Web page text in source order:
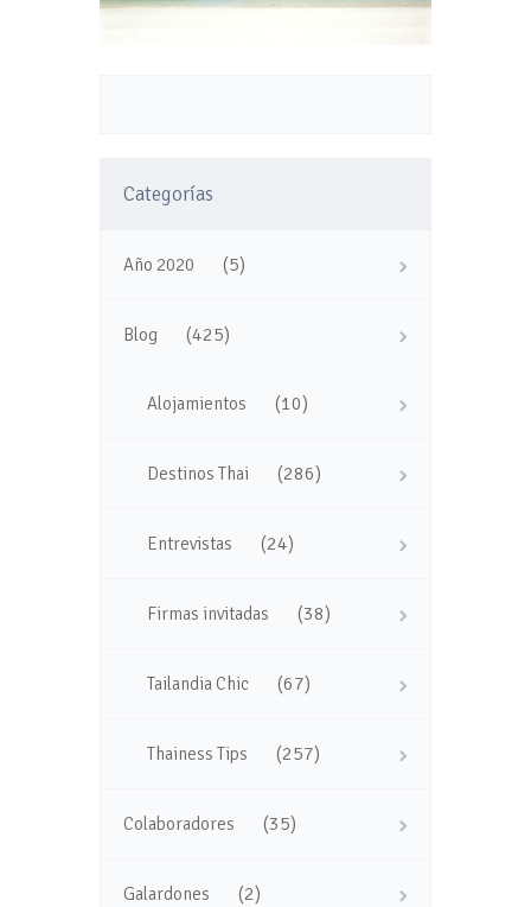
Categorías
Año 2020 (5)
Blog (425)
Alojamientos (10)
Destinos Thai (286)
Entrevistas (24)
Firmas invitadas (38)
Tailandia Chic (67)
Thainess Tips (257)
Colaboradores (35)
Galardones (2)